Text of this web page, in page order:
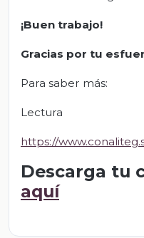
¡Buen trabajo!
Gracias por tu
Para saber más:
Lectura
https://
Descarga tu
aquí